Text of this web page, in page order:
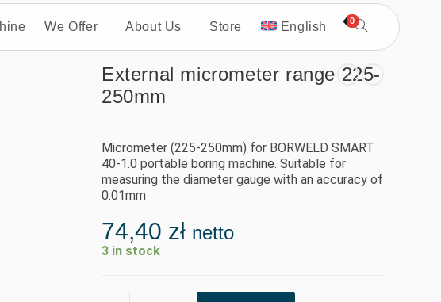
We Offer About Us Store English 0
External micrometer range 225-
250mm
Micrometer (225-250mm) for BORWELD SMART
40-1.0 portable boring machine. Suitable for
measuring the diameter gauge with an accuracy of
0.01mm
74,40 zł netto
3 in stock